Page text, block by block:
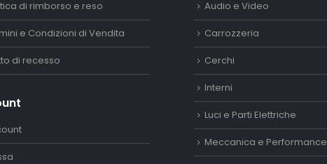
di rimborso e reso
e Condizioni di Vendita
di recesso
Audio e Video
Carrozzeria
Cerchi
Interni
Luci e Parti Elettriche
Meccanica e Performance